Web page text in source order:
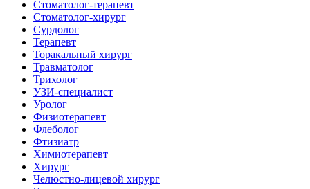
Стоматолог-терапевт
Стоматолог-хирург
Сурдолог
Терапевт
Торакальный хирург
Травматолог
Трихолог
УЗИ-специалист
Уролог
Физиотерапевт
Флеболог
Фтизиатр
Химиотерапевт
Хирург
Челюстно-лицевой хирург